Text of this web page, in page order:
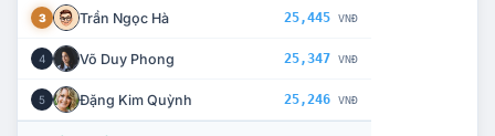
3 Trần Ngọc Hà 25,445 VNĐ
4 Võ Duy Phong 25,347 VNĐ
5 Đặng Kim Quỳnh 25,246 VNĐ